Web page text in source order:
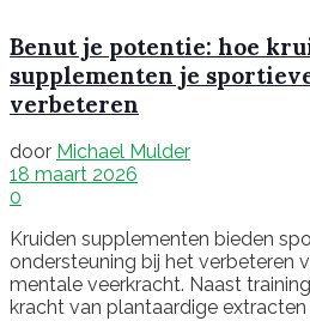
Benut je potentie: hoe
supplementen je
verbeteren
door Michael Mulder
18 maart 2026
0
Kruiden supplementen bieden
ondersteuning bij het verbeteren
mentale veerkracht. Naast
kracht van plantaardige extracten